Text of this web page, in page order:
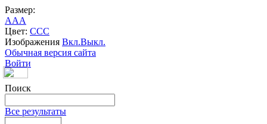
Размер:
AAA
Цвет: CCC
Изображения Вкл.Выкл.
Обычная версия сайта
Войти
Поиск
Все результаты